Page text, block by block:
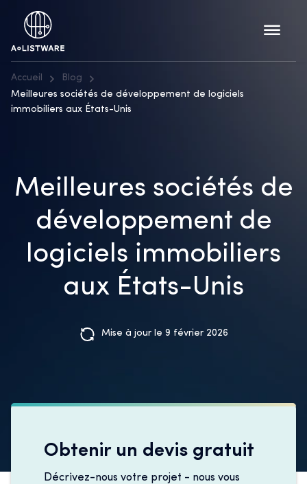
Accueil
Blog
Meilleures sociétés de développement de logiciels
immobiliers aux États-Unis
Meilleures sociétés de
développement de
logiciels immobiliers
aux États-Unis
Mise à jour le 9 février 2026
Obtenir un devis gratuit
Décrivez-nous votre projet - nous vous